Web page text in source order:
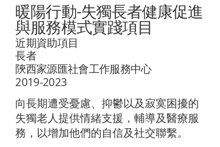
暖陽行動-失獨長者健康促進
與服務模式實踐項目
近期資助項目
長者
陝西家源匯社會工作服務中心
2019-2023
向長期遭受憂慮、抑鬱以及寂寞困擾的
失獨老人提供情緒支援，輔導及醫療服
務，以增加他們的自信及社交聯繫。